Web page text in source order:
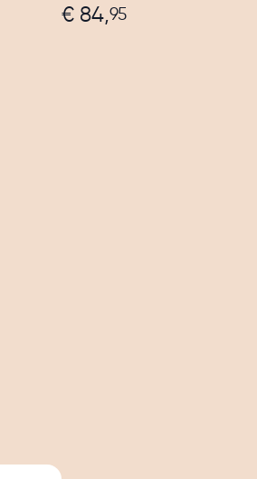
€ 84,95